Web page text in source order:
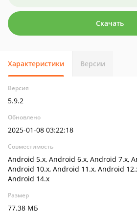
Скачать
Характеристики Версии
Версия
5.9.2
Обновлено
2025-01-08 03:22:18
Совместимость
Android 5.x, Android 6.x, Android 7.x,
Android 10.x, Android 11.x, Android
Android 14.x
Размер
77.38 МБ